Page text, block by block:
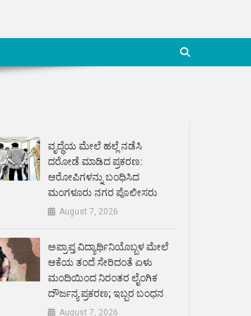
ವೃದ್ಧೆಯ ಮೇಲೆ ಹಲ್ಲೆ ನಡೆಸಿ
ದರೋಡೆ ಮಾಡಿದ ಪ್ರಕರಣ:
ಆರೋಪಿಗಳನ್ನು ಬಂಧಿಸಿದ
ಮಂಗಳೂರು ನಗರ ಪೊಲೀಸರು
August 7, 2026
ಅಪ್ರಾಪ್ತ ವಿದ್ಯಾರ್ಥಿನಿಯೊಬ್ಬಳ ಮೇಲೆ
ಆಕೆಯ ತಂದೆ ಸೇರಿದಂತೆ ಏಳು
ಮಂದಿಯಿಂದ ನಿರಂತರ ಲೈಂಗಿಕ
ದೌರ್ಜನ್ಯ ಪ್ರಕರಣ; ಇಬ್ಬರ ಬಂಧನ
August 7, 2026